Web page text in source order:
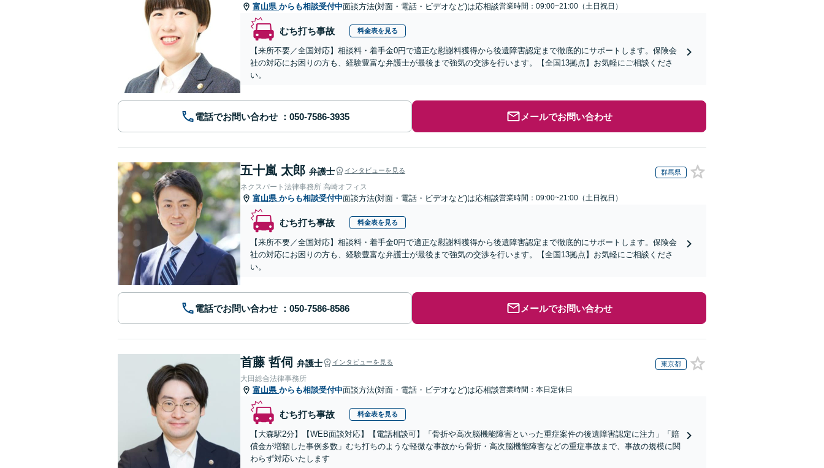
富山県 からも相談受付中面談方法(対面・電話・ビデオなど)は応相談営業時間：09:00~21:00（土日祝日）
むち打ち事故 料金表を見る
【来所不要／全国対応】相談料・着手金0円で適正な慰謝料獲得から後遺障害認定まで徹底的にサポートします。保険会
社の対応にお困りの方も、経験豊富な弁護士が最後まで強気の交渉を行います。【全国13拠点】お気軽にご相談くださ
い。
電話でお問い合わせ メールでお問い合わせ
五十嵐 太郎 弁護士 インタビューを見る 群馬県
ネクスパート法律事務所 高崎オフィス
富山県 からも相談受付中面談方法(対面・電話・ビデオなど)は応相談営業時間：09:00~21:00（土日祝日）
むち打ち事故 料金表を見る
【来所不要／全国対応】相談料・着手金0円で適正な慰謝料獲得から後遺障害認定まで徹底的にサポートします。保険会
社の対応にお困りの方も、経験豊富な弁護士が最後まで強気の交渉を行います。【全国13拠点】お気軽にご相談くださ
い。
電話でお問い合わせ メールでお問い合わせ
首藤 哲伺 弁護士 インタビューを見る 東京都
大田総合法律事務所
富山県 からも相談受付中面談方法(対面・電話・ビデオなど)は応相談営業時間：本日定休日
むち打ち事故 料金表を見る
【大森駅2分】【WEB面談対応】【電話相談可】「骨折や高次脳機能障害といった重症案件の後遺障害認定に注力」「賠
償金が増額した事例多数」むち打ちのような軽微な事故から骨折・高次脳機能障害などの重症事故まで、事故の規模に関
わらず対応いたします